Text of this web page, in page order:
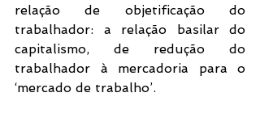
relação de objetificação do
trabalhador: a relação basilar do
capitalismo, de redução do
trabalhador à mercadoria para o
‘mercado de trabalho’.